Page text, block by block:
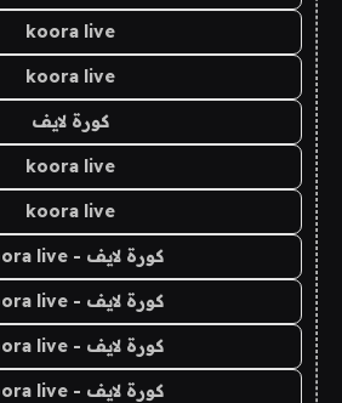
koora live
koora live
كورة لايف
koora live
koora live
كورة لايف - koora live
كورة لايف - koora live
كورة لايف - koora live
كورة لايف - koora live